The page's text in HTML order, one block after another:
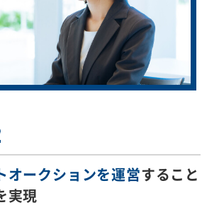
オークションを運営すること
実現